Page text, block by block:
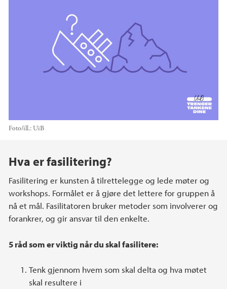
Foto/ill.:UiB
Hovedinnhold
Hva er fasilitering?
Fasilitering er kunsten å tilrettelegge og lede møter og
workshops. Formålet er å gjøre det lettere for gruppen å
nå et mål. Fasilitatoren bruker metoder som involverer og
forankrer, og gir ansvar til den enkelte.
5 råd som er viktig når du skal fasilitere:
Tenk gjennom hvem som skal delta og hva møtet
skal resultere i